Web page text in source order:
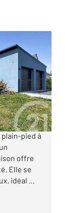
vous
pied à
offre
Elle se
idéal ...